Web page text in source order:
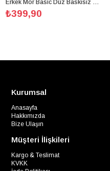
Erkek Mor Basic Düz Baskısız Oversize Salas Boyfriend T-Shirt
Kurumsal
Anasayfa
Hakkımızda
Bize Ulaşın
Müşteri İlişkileri
Kargo & Teslimat
KVKK